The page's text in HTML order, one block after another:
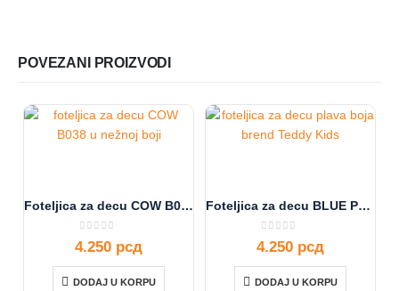
POVEZANI PROIZVODI
Foteljica za decu COW B038
0 out of 5
4.250 рсд
DODAJ U KORPU
Foteljica za decu BLUE PRINCE 5K B042
0 out of 5
4.250 рсд
DODAJ U KORPU